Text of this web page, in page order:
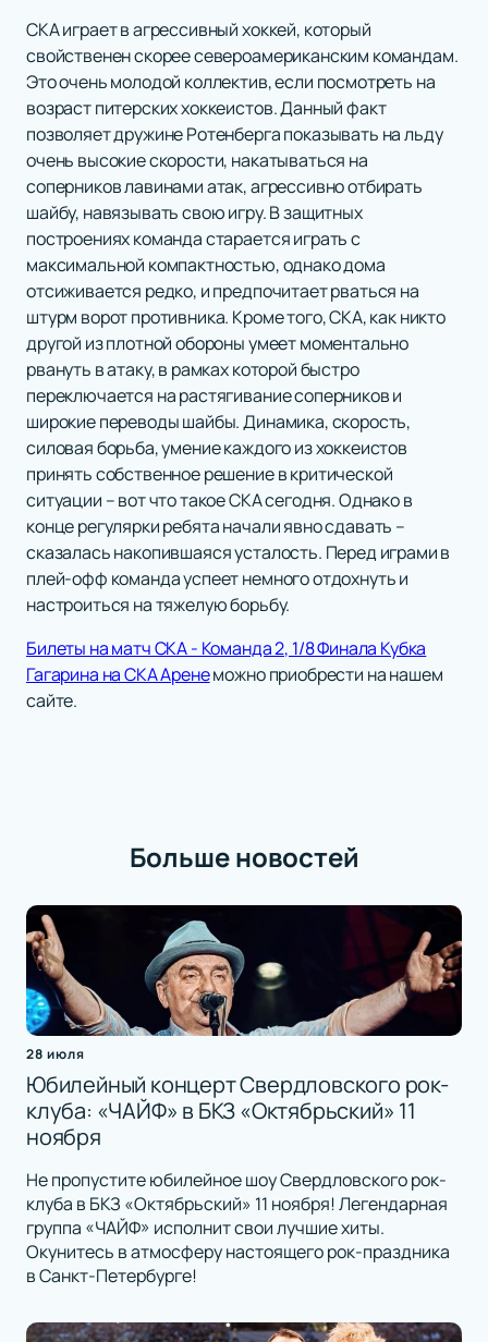
СКА играет в агрессивный хоккей, который
свойственен скорее североамериканским командам.
Это очень молодой коллектив, если посмотреть на
возраст питерских хоккеистов. Данный факт
позволяет дружине Ротенберга показывать на льду
очень высокие скорости, накатываться на
соперников лавинами атак, агрессивно отбирать
шайбу, навязывать свою игру. В защитных
построениях команда старается играть с
максимальной компактностью, однако дома
отсиживается редко, и предпочитает рваться на
штурм ворот противника. Кроме того, СКА, как никто
другой из плотной обороны умеет моментально
рвануть в атаку, в рамках которой быстро
переключается на растягивание соперников и
широкие переводы шайбы. Динамика, скорость,
силовая борьба, умение каждого из хоккеистов
принять собственное решение в критической
ситуации – вот что такое СКА сегодня. Однако в
конце регулярки ребята начали явно сдавать –
сказалась накопившаяся усталость. Перед играми в
плей-офф команда успеет немного отдохнуть и
настроиться на тяжелую борьбу.
Билеты на матч СКА - Команда 2, 1/8 Финала Кубка
Гагарина на СКА Аренеможно приобрести на нашем
сайте.
Больше новостей
28 июля
Юбилейный концерт Свердловского рок-
клуба: «ЧАЙФ» в БКЗ «Октябрьский» 11
ноября
Не пропустите юбилейное шоу Свердловского рок-
клуба в БКЗ «Октябрьский» 11 ноября! Легендарная
группа «ЧАЙФ» исполнит свои лучшие хиты.
Окунитесь в атмосферу настоящего рок-праздника
в Санкт-Петербурге!